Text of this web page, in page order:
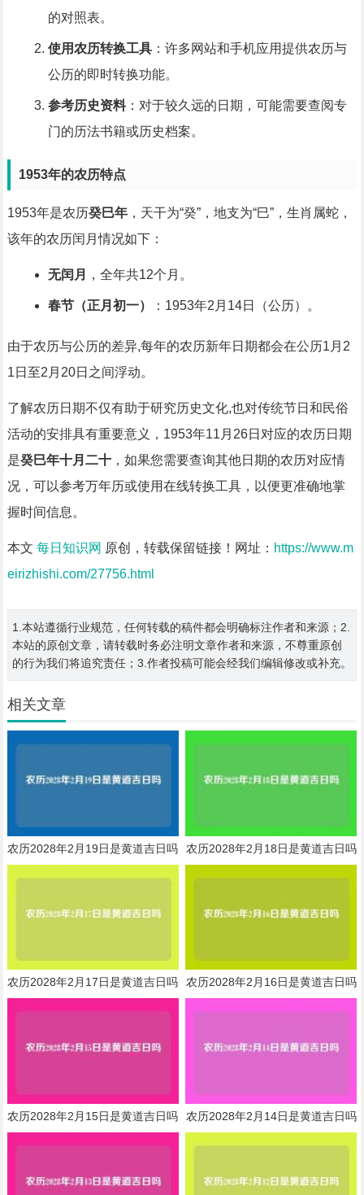
的对照表。
使用农历转换工具：许多网站和手机应用提供农历与
公历的即时转换功能。
参考历史资料：对于较久远的日期，可能需要查阅专
门的历法书籍或历史档案。
1953年的农历特点
1953年是农历癸巳年，天干为“癸”，地支为“巳”，生肖属蛇，
该年的农历闰月情况如下：
无闰月 ，全年共12个月。
春节（正月初一） ：1953年2月14日（公历）。
由于农历与公历的差异,每年的农历新年日期都会在公历1月2
1日至2月20日之间浮动。
了解农历日期不仅有助于研究历史文化,也对传统节日和民俗
活动的安排具有重要意义，1953年11月26日对应的农历日期
是癸巳年十月二十，如果您需要查询其他日期的农历对应情
况，可以参考万年历或使用在线转换工具，以便更准确地掌
握时间信息。
本文 每日知识网 原创，转载保留链接！网址： https://www.m
eirizhishi.com/27756.html
1.本站遵循行业规范，任何转载的稿件都会明确标注作者和来源；2.
本站的原创文章，请转载时务必注明文章作者和来源，不尊重原创
的行为我们将追究责任；3.作者投稿可能会经我们编辑修改或补充。
相关文章
农历2028年2月19日是黄道吉日吗 农历2028年2月18日是黄道吉日吗
农历2028年2月17日是黄道吉日吗 农历2028年2月16日是黄道吉日吗
农历2028年2月15日是黄道吉日吗 农历2028年2月14日是黄道吉日吗